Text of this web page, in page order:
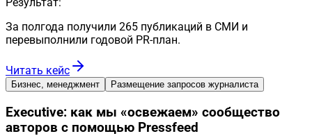
За полгода получили 265 публикаций в СМИ и
перевыполнили годовой PR-план.
Читать кейс
Бизнес, менеджмент Размещение запросов журналиста
Executive: как мы «освежаем» сообщество
авторов с помощью Pressfeed